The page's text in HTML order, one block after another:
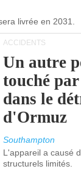
livrée en 2031.
ACCIDENTS
Un autre
touché
dans le
d'Ormuz
Southampton
L'appareil a causé
structurels limités.